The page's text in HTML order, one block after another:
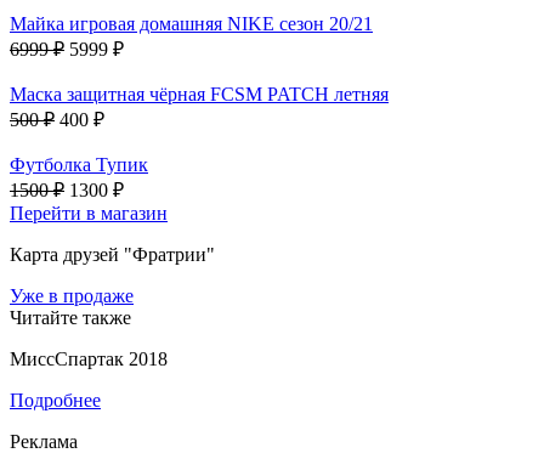
Майка игровая домашняя NIKE сезон 20/21
6999 ₽ 5999 ₽
Маска защитная чёрная FCSM PATCH летняя
500 ₽ 400 ₽
Футболка Тупик
1500 ₽ 1300 ₽
Перейти в магазин
Карта друзей "Фратрии"
Уже в продаже
Читайте также
МиссСпартак 2018
Подробнее
Реклама